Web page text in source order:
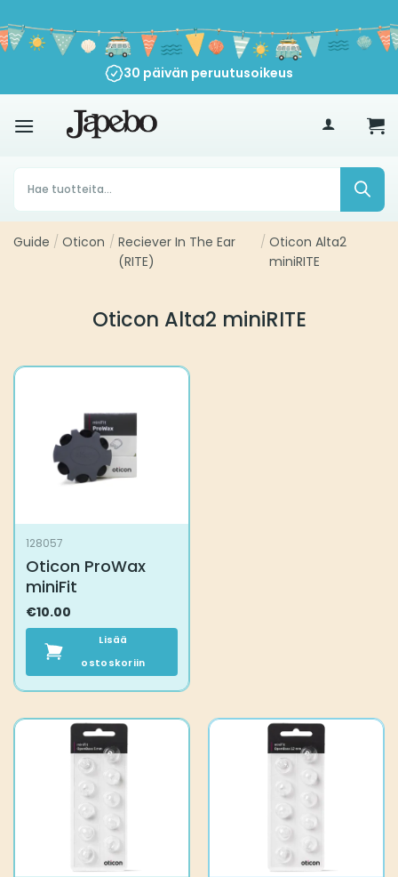
sisältöön
€35
30 päivän peruutusoikeus
Products
search
Guide / Oticon / Reciever In The Ear
(RITE)
/ Oticon Alta2
miniRITE
Oticon Alta2 miniRITE
128057
Oticon ProWax
miniFit
€10.00
Lisää
ostoskoriin